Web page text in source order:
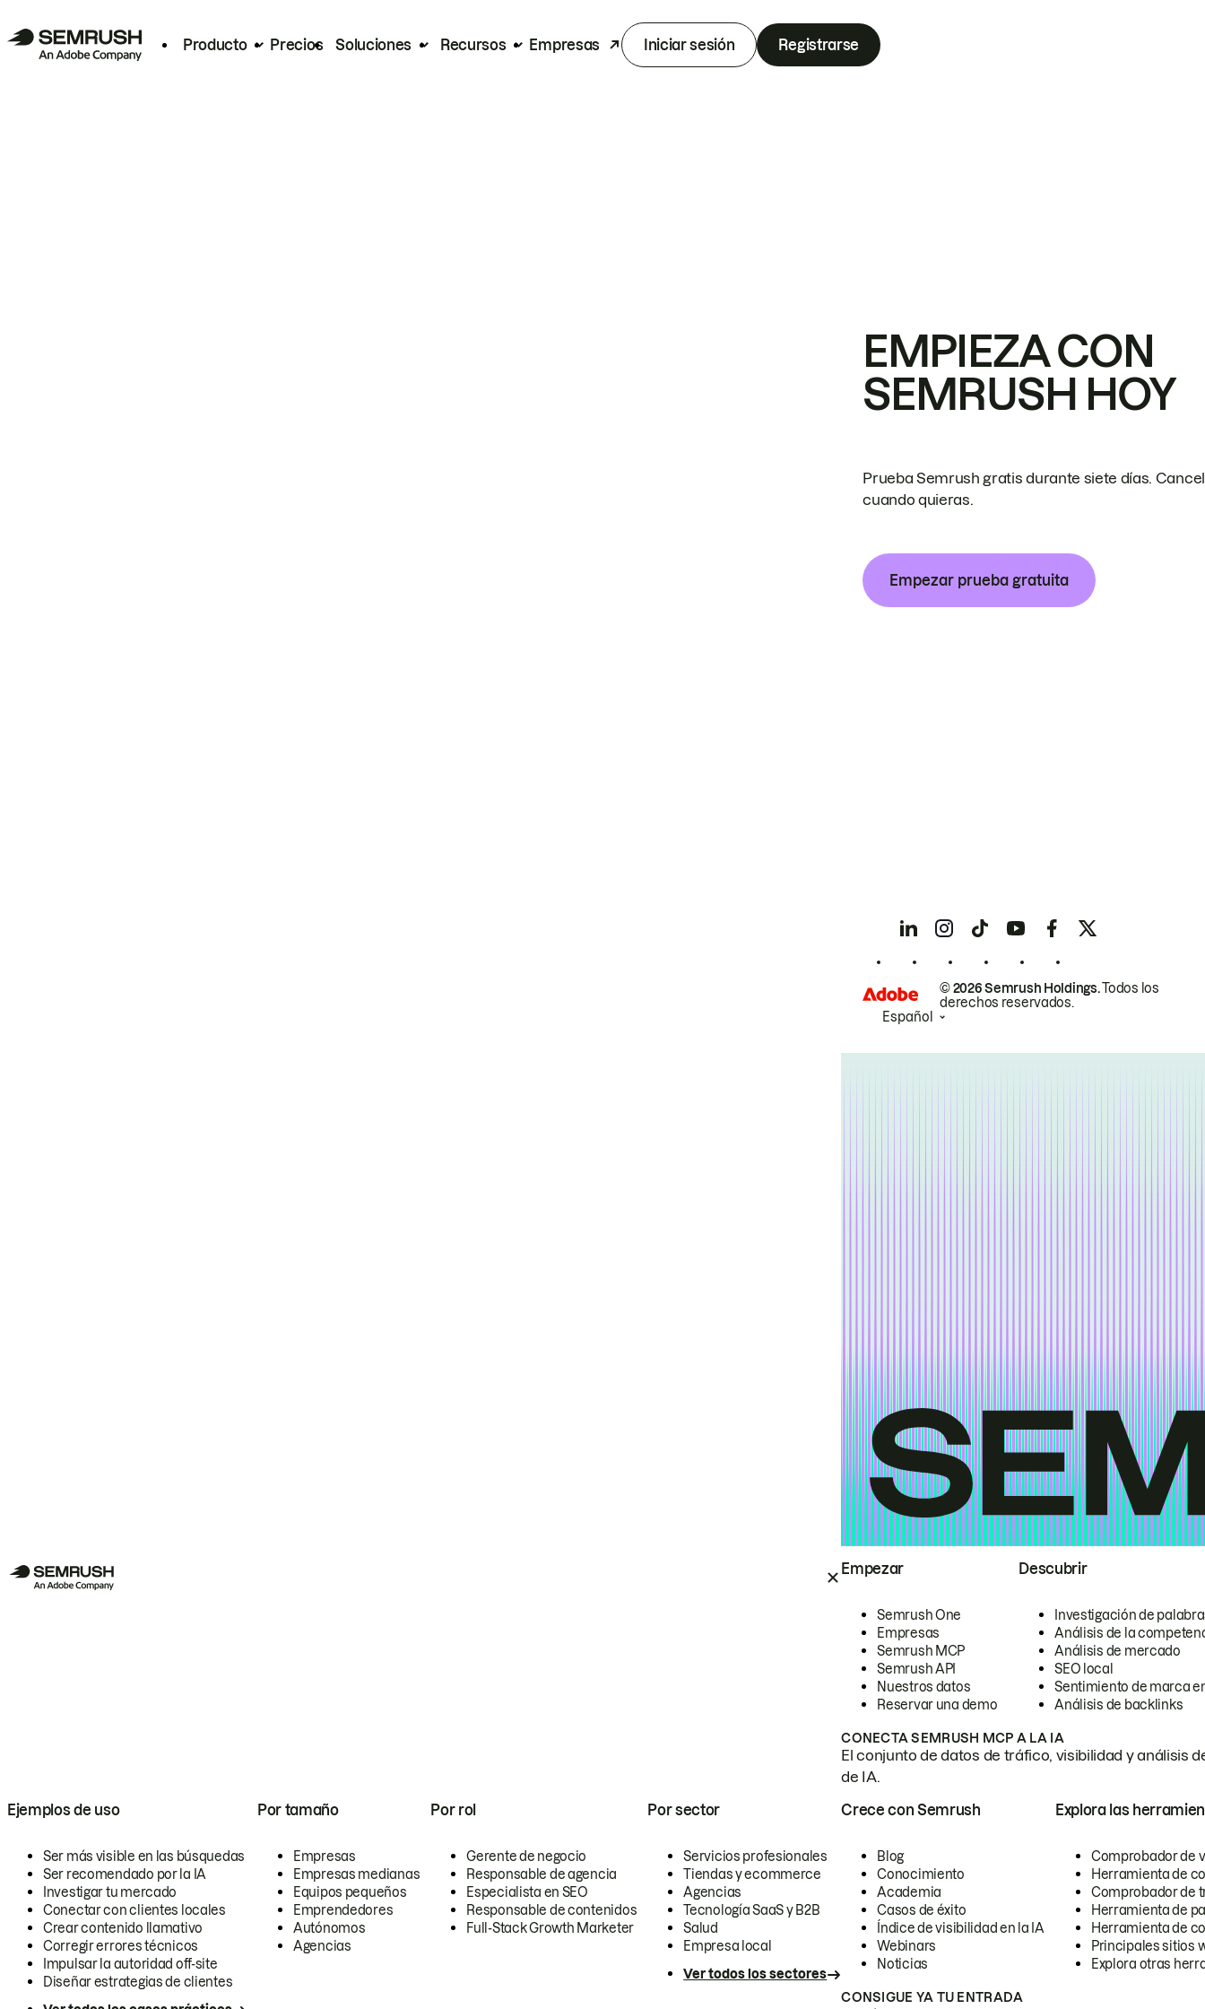
Producto Precios Soluciones Recursos Empresas Iniciar sesión Registrarse
Empezar
Semrush One
Empresas
Semrush MCP
Semrush API
Nuestros datos
Reservar una demo
Descubrir
Investigación de
Análisis de la
Análisis de mercado
SEO local
Sentimiento de marca
Análisis de backlinks
CONECTA SEMRUSH MCP A LA IA
El conjunto de datos de tráfico, visibilidad y análisis
de IA.
Ejemplos de uso
Ser más visible en las búsquedas
Ser recomendado por la IA
Investigar tu mercado
Conectar con clientes locales
Crear contenido llamativo
Corregir errores técnicos
Impulsar la autoridad off-site
Diseñar estrategias de clientes
Por tamaño
Empresas
Empresas medianas
Equipos pequeños
Emprendedores
Autónomos
Agencias
Por rol
Gerente de negocio
Responsable de agencia
Especialista en SEO
Responsable de contenidos
Full-Stack Growth Marketer
Por sector
Servicios profesionales
Tiendas y ecommerce
Agencias
Tecnología SaaS y B2B
Salud
Empresa local
Ver todos los sectores
Crece con Semrush
Blog
Conocimiento
Academia
Casos de éxito
Índice de visibilidad en la IA
Webinars
Noticias
Explora las
Comprobador de
Herramienta de
Comprobador de
Herramienta de
Herramienta de
Principales sitios
Explora otras
CONSIGUE YA TU ENTRADA
EMPIEZA CON
SEMRUSH HOY
Prueba Semrush gratis durante siete días.
cuando quieras.
Empezar prueba gratuita
© 2026 Semrush Holdings.Todos los
derechos reservados.
Español